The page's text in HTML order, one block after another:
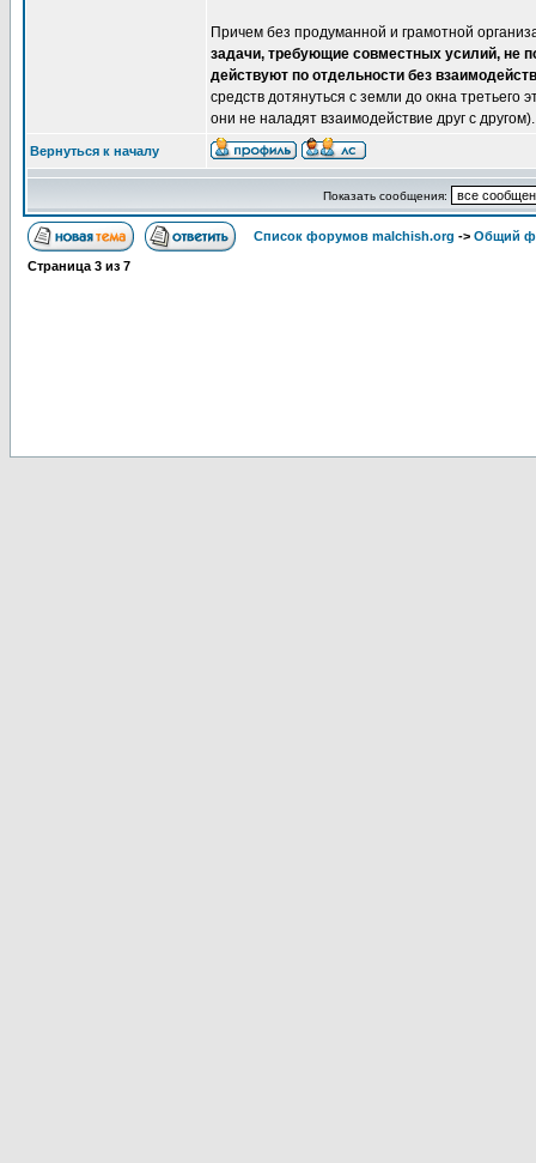
Причем без продуманной и грамотной
задачи, требующие совместных усилий, не
действуют по отдельности без
средств дотянуться с земли до окна третьего
они не наладят взаимодействие друг с другом).
Вернуться к началу
Показать сообщения:
Список форумов malchish.org -> Общий
Страница 3 из 7